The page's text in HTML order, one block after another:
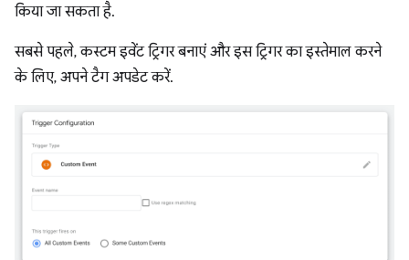
किया जा सकता है.
सबसे पहले, कस्टम इवेंट ट्रिगर बनाएं और इस ट्रिगर का इस्तेमाल करने
के लिए, अपने टैग अपडेट करें.